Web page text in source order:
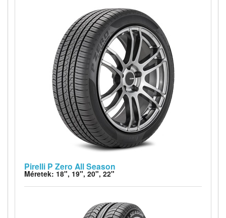
Pirelli P Zero All Season
Méretek: 18", 19", 20", 22"